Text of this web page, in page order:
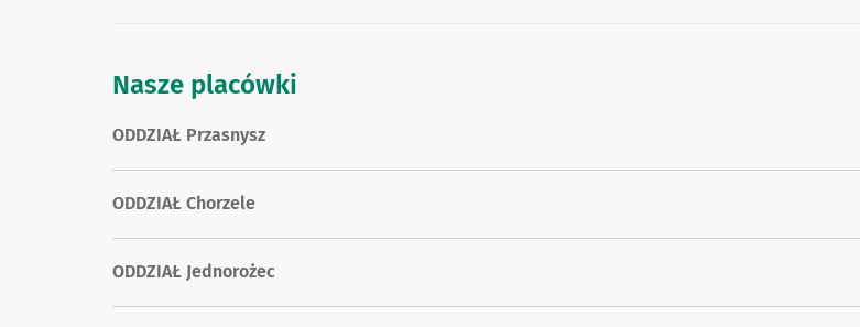
Nasze placówki
ODDZIAŁ Przasnysz
ODDZIAŁ Chorzele
ODDZIAŁ Jednorożec